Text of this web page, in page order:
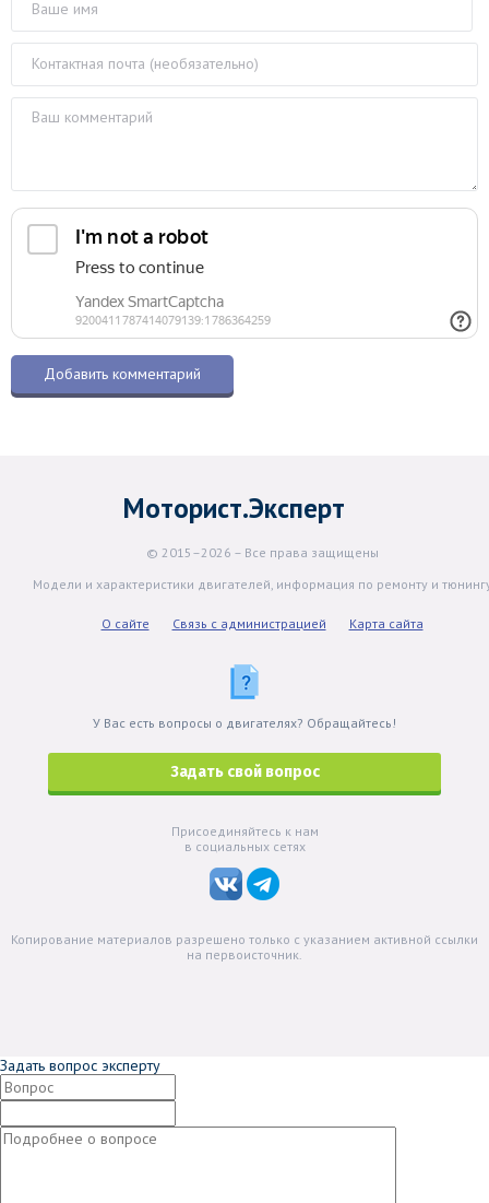
Моторист.Эксперт
© 2015–2026 – Все права защищены
Модели и характеристики двигателей, информация по ремонту и
О сайте Связь с администрацией Карта сайта
У Вас есть вопросы о двигателях? Обращайтесь!
Задать свой вопрос
Присоединяйтесь к нам
в социальных сетях
Копирование материалов разрешено только с указанием активной ссылки
на первоисточник.
Задать вопрос эксперту